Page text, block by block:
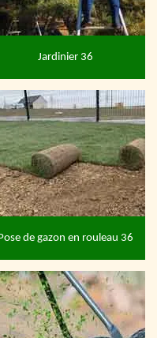
Jardinier 36
de gazon en rouleau 36